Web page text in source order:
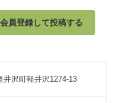
会員登録して投稿する
井沢町軽井沢1274-13